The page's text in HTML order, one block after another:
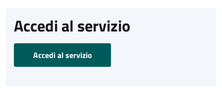
Accedi al servizio
Accedi al servizio